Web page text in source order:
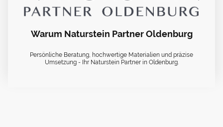
Warum Naturstein Partner Oldenburg
Persönliche Beratung, hochwertige Materialien und präzise
Umsetzung - Ihr Naturstein Partner in Oldenburg.